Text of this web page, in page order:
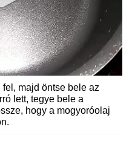
majd öntse bele az
lett, tegye bele a
hogy a mogyoróolaj